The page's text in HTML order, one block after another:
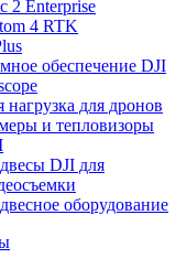
2 Enterprise
4 RTK
обеспечение DJI
нагрузка для дронов
и тепловизоры
DJI для
оборудование